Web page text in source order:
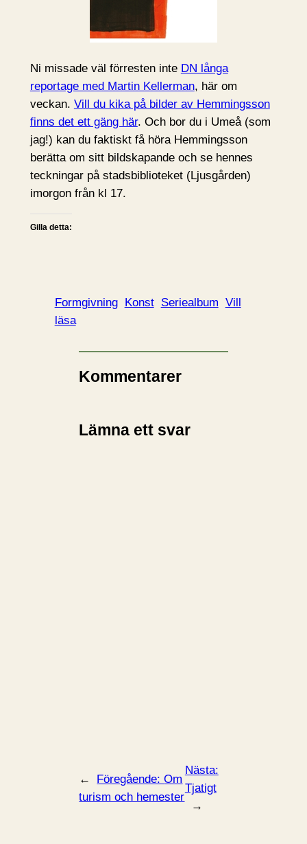
Ni missade väl förresten inte DN långa
reportage med Martin Kellerman, här om
veckan. Vill du kika på bilder av Hemmingsson
finns det ett gäng här. Och bor du i Umeå (som
jag!) kan du faktiskt få höra Hemmingsson
berätta om sitt bildskapande och se hennes
teckningar på stadsbiblioteket (Ljusgården)
imorgon från kl 17.
Gilla detta:
Formgivning Konst Seriealbum Vill
läsa
Kommentarer
Lämna ett svar
← Föregående:Om
turism och hemester
Nästa:
Tjatigt
→